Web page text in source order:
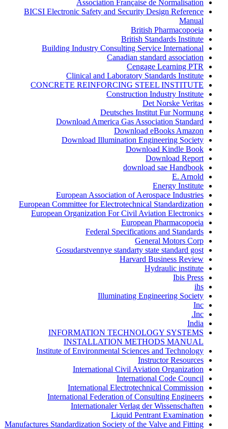
Association Française de Normalisation
BICSI Electronic Safety and Security Design Reference
Manual
British Pharmacopoeia
British Standards Institute
Building Industry Consulting Service International
Canadian standard association
Cengage Learning PTR
Clinical and Laboratory Standards Institute
CONCRETE REINFORCING STEEL INSTITUTE
Construction Industry Institute
Det Norske Veritas
Deutsches Institut Fur Normung
Download America Gas Association Standard
Download eBooks Amazon
Download Illumination Engineering Society
Download Kindle Book
Download Report
download sae Handbook
E. Arnold
Energy Institute
European Association of Aerospace Industries
European Committee for Electrotechnical Standardization
European Organization For Civil Aviation Electronics
European Pharmacopoeia
Federal Specifications and Standards
General Motors Corp
Gosudarstvennye standarty state standard gost
Harvard Business Review
Hydraulic institute
Ibis Press
ihs
Illuminating Engineering Society
Inc
Inc.
India
INFORMATION TECHNOLOGY SYSTEMS
INSTALLATION METHODS MANUAL
Institute of Environmental Sciences and Technology
Instructor Resources
International Civil Aviation Organization
International Code Council
International Electrotechnical Commission
International Federation of Consulting Engineers
Internationaler Verlag der Wissenschaften
Liquid Pentrant Examination
Manufactures Standardization Society of the Valve and Fitting